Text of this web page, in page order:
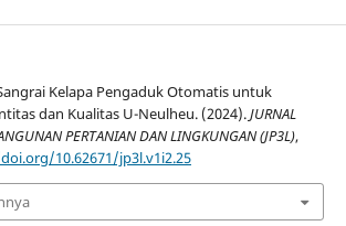
Kelapa Pengaduk Otomatis untuk
dan Kualitas U-Neulheu. (2024).JURNAL
PERTANIAN DAN LINGKUNGAN (JP3L),
10.62671/jp3l.v1i2.25